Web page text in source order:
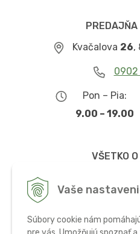
Vaše
Súbory cookie nám
PREDAJŇA
Kvačalova 26,
0902
Pon – Pia:
9.00 – 19.00
VŠETKO
Ochrana